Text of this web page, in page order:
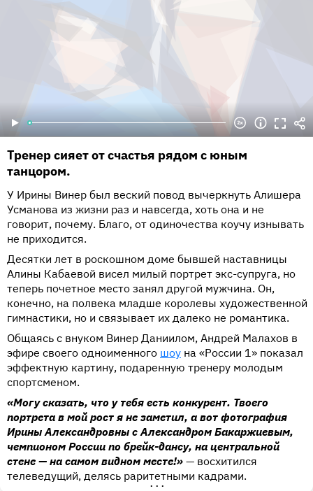
Тренер сияет от счастья рядом с юным
танцором.
У Ирины Винер был веский повод вычеркнуть Алишера
Усманова из жизни раз и навсегда, хоть она и не
говорит, почему. Благо, от одиночества коучу изнывать
не приходится.
Десятки лет в роскошном доме бывшей наставницы
Алины Кабаевой висел милый портрет экс-супруга, но
теперь почетное место занял другой мужчина. Он,
конечно, на полвека младше королевы художественной
гимнастики, но и связывает их далеко не романтика.
Общаясь с внуком Винер Даниилом, Андрей Малахов в
эфире своего одноименного шоу на «России 1» показал
эффектную картину, подаренную тренеру молодым
спортсменом.
«Могу сказать, что у тебя есть конкурент. Твоего
портрета в мой рост я не заметил, а вот фотография
Ирины Александровны с Александром Бакаржиевым,
чемпионом России по брейк-дансу, на центральной
стене — на самом видном месте!» — восхитился
телеведущий, делясь раритетными кадрами.
•••